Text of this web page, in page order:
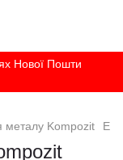
Нової Пошти
металу Kompozit